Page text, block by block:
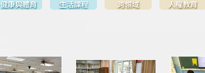
健康與體育 生活課程 跨領域 人權教育